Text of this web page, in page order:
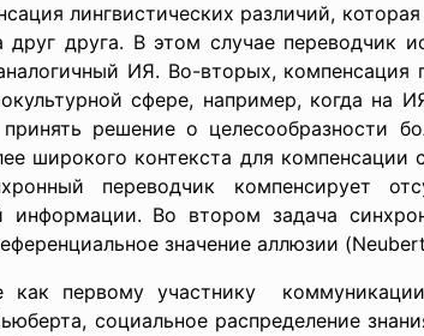
лингвистических различий,
друга. В этом случае переводчик
ИЯ. Во-вторых, компенсация
сфере, например, когда на
решение о целесообразности
широкого контекста для компенсации
переводчик компенсирует
информации. Во втором задача
значение аллюзии
первому участнику
социальное распределение